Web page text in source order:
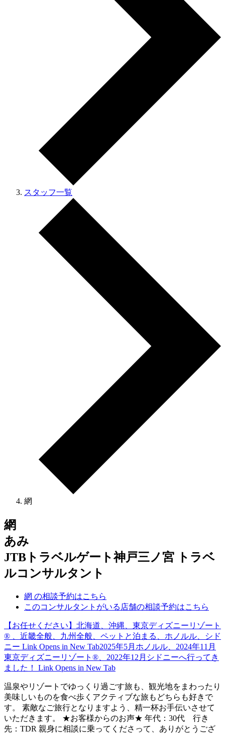
スタッフ一覧
網
網
あみ
JTBトラベルゲート神戸三ノ宮 トラベ
ルコンサルタント
網 の相談予約はこちら
このコンサルタントがいる店舗の相談予約はこちら
【お任せください】北海道、沖縄、東京ディズニーリゾート
® 、近畿全般、九州全般、ペットと泊まる、ホノルル、シド
ニー Link Opens in New Tab2025年5月ホノルル、2024年11月
東京ディズニーリゾート®、2022年12月シドニーへ行ってき
ました！
Link Opens in New Tab
温泉やリゾートでゆっくり過ごす旅も、観光地をまわったり
美味しいものを食べ歩くアクティブな旅もどちらも好きで
す。 素敵なご旅行となりますよう、精一杯お手伝いさせて
いただきます。 ★お客様からのお声★ 年代：30代 行き
先：TDR 親身に相談に乗ってくださって、ありがとうござ